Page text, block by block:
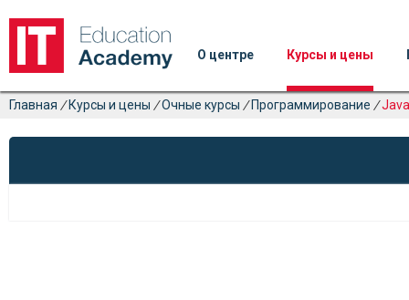
О центре Курсы и цены
Главная / Курсы и цены /Очные курсы / Программирование /Java